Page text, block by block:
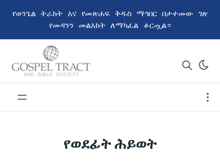
የወንጌል ትራክት እና የመጽሐፍ ቅዱስ ማኅበር በታተመው ገጽ
የመዳንን መልእክት ለማካፈል ቆርጧል።
የወደፊት ሕይወት